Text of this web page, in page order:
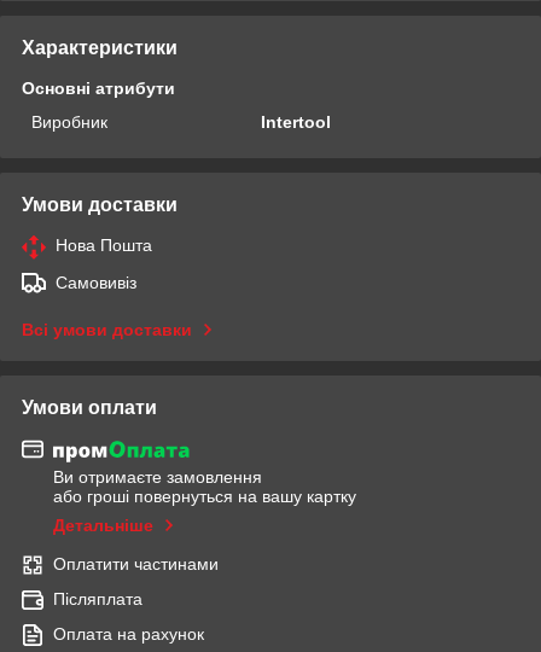
Характеристики
Основні атрибути
Виробник
Intertool
Умови доставки
Нова Пошта
Самовивіз
Всі умови доставки
Умови оплати
Ви отримаєте замовлення
або гроші повернуться на вашу картку
Детальніше
Оплатити частинами
Післяплата
Оплата на рахунок